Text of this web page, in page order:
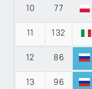
10 77
11 132
12 86
13 96